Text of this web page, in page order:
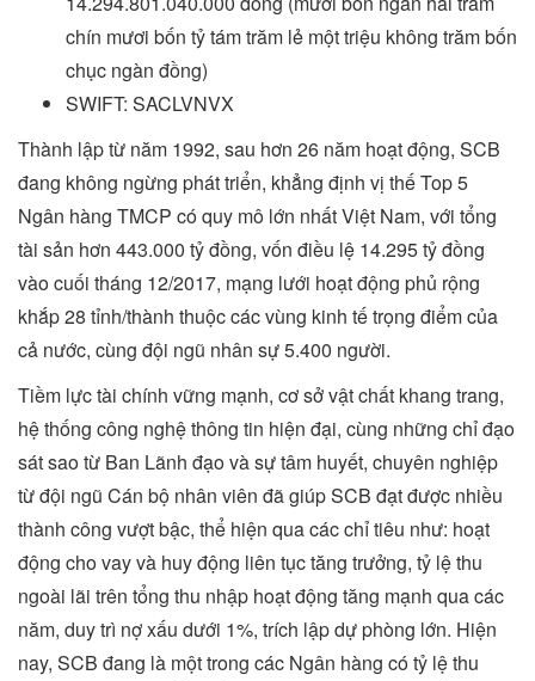
chín mươi bốn tỷ tám trăm lẻ một triệu không trăm bốn
chục ngàn đồng)
SWIFT: SACLVNVX
Thành lập từ năm 1992, sau hơn 26 năm hoạt động, SCB
đang không ngừng phát triển, khẳng định vị thế Top 5
Ngân hàng TMCP có quy mô lớn nhất Việt Nam, với tổng
tài sản hơn 443.000 tỷ đồng, vốn điều lệ 14.295 tỷ đồng
vào cuối tháng 12/2017, mạng lưới hoạt động phủ rộng
khắp 28 tỉnh/thành thuộc các vùng kinh tế trọng điểm của
cả nước, cùng đội ngũ nhân sự 5.400 người.
Tiềm lực tài chính vững mạnh, cơ sở vật chất khang trang,
hệ thống công nghệ thông tin hiện đại, cùng những chỉ đạo
sát sao từ Ban Lãnh đạo và sự tâm huyết, chuyên nghiệp
từ đội ngũ Cán bộ nhân viên đã giúp SCB đạt được nhiều
thành công vượt bậc, thể hiện qua các chỉ tiêu như: hoạt
động cho vay và huy động liên tục tăng trưởng, tỷ lệ thu
ngoài lãi trên tổng thu nhập hoạt động tăng mạnh qua các
năm, duy trì nợ xấu dưới 1%, trích lập dự phòng lớn. Hiện
nay, SCB đang là một trong các Ngân hàng có tỷ lệ thu